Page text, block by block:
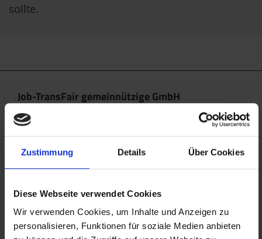
Zustimmung Details Über Cookies
Diese Webseite verwendet Cookies
Wir verwenden Cookies, um Inhalte und Anzeigen zu
personalisieren, Funktionen für soziale Medien anbieten
sollte.
Job-TransFair gemeinnützige GmbH
Linke Wienzeile 10/21 (Zentrale)
1060 Wien
office@jobtransfair.at
+43 1 585 39 91
Die Inhalte unserer Webseite können Spuren von KI
enthalten. Nähere Details entnehmen Sie bitte
unseremKI Manifest